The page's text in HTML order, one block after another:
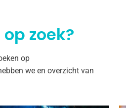
zoek?
op
we en overzicht van